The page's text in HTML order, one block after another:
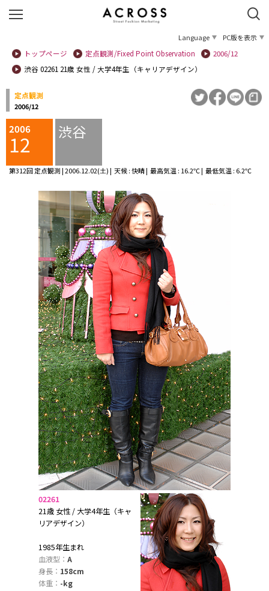
Language
PC版を表示
トップページ
定点観測/Fixed Point Observation
2006/12
渋谷 02261 21歳 女性 / 大学4年生（キャリアデザイン）
定点観測
2006/12
2006
12 渋谷
第312回 定点観測 | 2006.12.02(土) | 天候 : 快晴 | 最高気温 : 16.2℃ | 最低気温 : 6.2℃
02261
21歳 女性 / 大学4年生（キャ
リアデザイン）
1985年生まれ
血液型： A
身長： 158cm
体重： -kg